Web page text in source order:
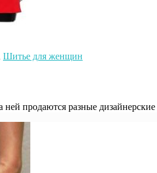
Шитье для женщин
продаются разные дизайнерские